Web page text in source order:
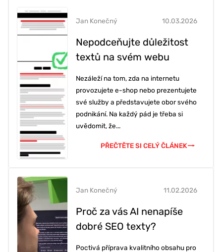
Nepodceňujte důležitost
textů na svém webu
10.03.2026
Jan Konečný
Nezáleží na tom, zda na internetu
provozujete e-shop nebo prezentujete
své služby a představujete obor svého
podnikání. Na každý pád je třeba si
uvědomit, že...
PŘEČTĚTE SI CELÝ ČLÁNEK
Proč za vás AI nenapíše
dobré SEO texty?
11.02.2026
Jan Konečný
Poctivá příprava kvalitního obsahu pro